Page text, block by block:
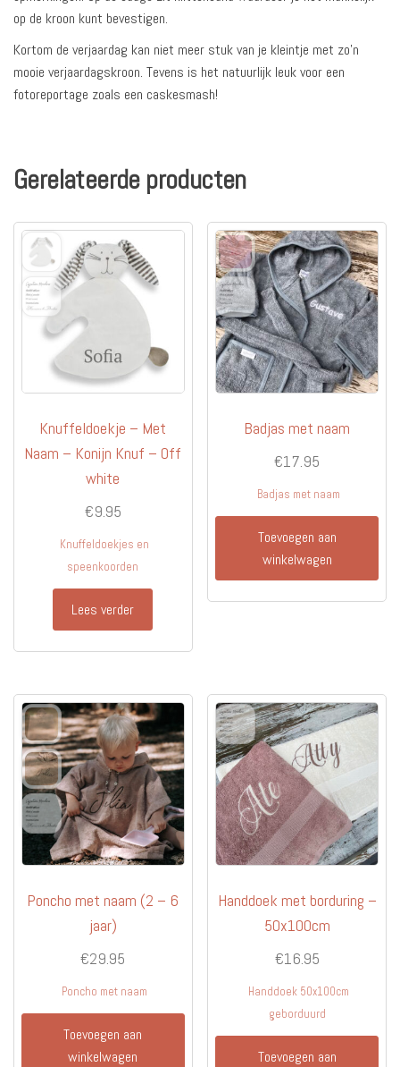
op de kroon kunt bevestigen.
Kortom de verjaardag kan niet meer stuk van je kleintje met zo’n
mooie verjaardagskroon. Tevens is het natuurlijk leuk voor een
fotoreportage zoals een caskesmash!
Gerelateerde producten
Knuffeldoekje – Met
Naam – Konijn Knuf – Off
white
€9.95
Knuffeldoekjes en
speenkoorden
Lees verder
Badjas met naam
€17.95
Badjas met naam
Toevoegen aan
winkelwagen
Poncho met naam (2 – 6
jaar)
€29.95
Poncho met naam
Toevoegen aan
winkelwagen
Handdoek met borduring –
50x100cm
€16.95
Handdoek 50x100cm
geborduurd
Toevoegen aan